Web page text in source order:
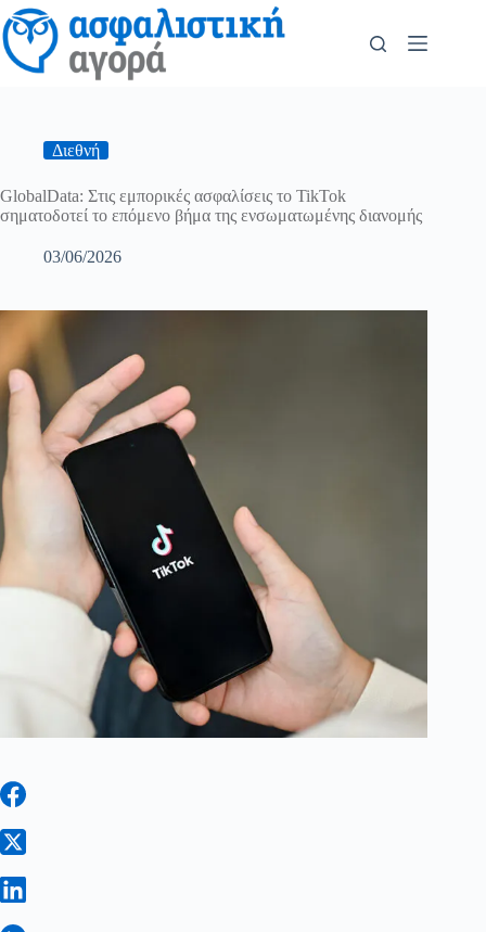
Διεθνή
GlobalData: Στις εμπορικές ασφαλίσεις το TikTok
σηματοδοτεί το επόμενο βήμα της ενσωματωμένης διανομής
03/06/2026